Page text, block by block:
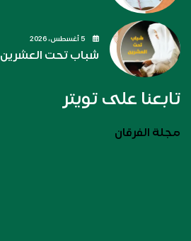
شباب تحت العشرين 1317
تابعنا على تويتر
مجلة الفرقان